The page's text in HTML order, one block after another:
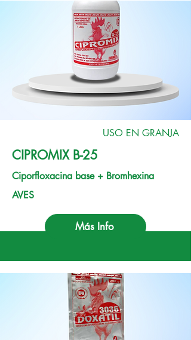
USO EN GRANJA
CIPROMIX B-25
Ciporfloxacina base + Bromhexina
AVES
Más Info